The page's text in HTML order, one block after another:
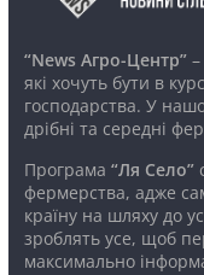
“News Агро-Центр”–
які хочуть бути в
господарства. У
дрібні та середні
Програма “Ля Село”
фермерства, адже
країну на шляху до
зроблять усе, щоб
максимально